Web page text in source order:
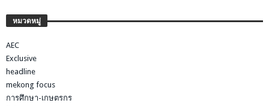
หมวดหมู่
AEC
Exclusive
headline
mekong focus
การศึกษา-เกษตรกร